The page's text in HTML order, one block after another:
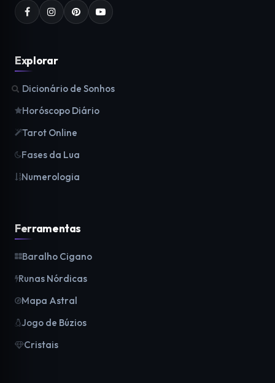
Explorar
Dicionário de Sonhos
Horóscopo Diário
Tarot Online
Fases da Lua
Numerologia
Ferramentas
Baralho Cigano
Runas Nórdicas
Mapa Astral
Jogo de Búzios
Cristais